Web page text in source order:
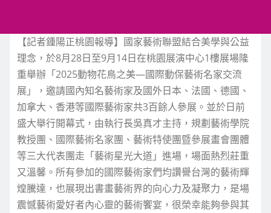
【記者鍾陽正桃園報導】國家藝術聯盟結合美學與公益
理念，於8月28日至9月14日在桃園展演中心1樓展場隆
重舉辦「2025動物花鳥之美—國際動保藝術名家交流
展」，邀請國內知名藝術家及國外日本、法國、德國、
加拿大、香港等國際藝術家共3百餘人參展。並於日前
盛大舉行開幕式，由執行長吳真才主持，規劃藝術學院
教授團、國際藝術名家團、藝術特使團暨參展畫會團體
等三大代表團走「藝術星光大道」進場，場面熱烈莊重
又溫馨。所有參加的國際藝術家們均讚譽台灣的藝術輝
煌騰達，也展現出書畫藝術界的向心力及凝聚力，是場
震憾藝術愛好者內心靈的藝術饗宴，很榮幸能夠參與其